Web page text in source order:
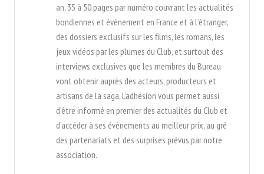
an, 35 à 50 pages par numéro couvrant les actualités
bondiennes et évènement en France et à l’étranger,
des dossiers exclusifs sur les films, les romans, les
jeux vidéos par les plumes du Club, et surtout des
interviews exclusives que les membres du Bureau
vont obtenir auprès des acteurs, producteurs et
artisans de la saga. L’adhésion vous permet aussi
d’être informé en premier des actualités du Club et
d’accéder à ses évènements au meilleur prix, au gré
des partenariats et des surprises prévus par notre
association.